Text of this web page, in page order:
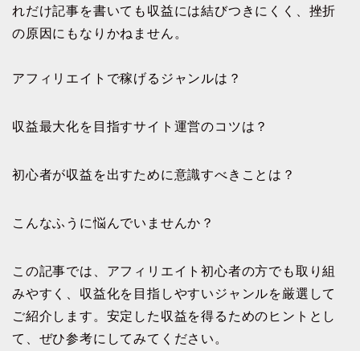
れだけ記事を書いても収益には結びつきにくく、挫折
の原因にもなりかねません。
アフィリエイトで稼げるジャンルは？
収益最大化を目指すサイト運営のコツは？
初心者が収益を出すために意識すべきことは？
こんなふうに悩んでいませんか？
この記事では、アフィリエイト初心者の方でも取り組
みやすく、収益化を目指しやすいジャンルを厳選して
ご紹介します。安定した収益を得るためのヒントとし
て、ぜひ参考にしてみてください。